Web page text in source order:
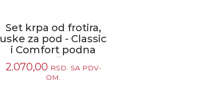
Set krpa od frotira,
uske za pod - Classic
i Comfort podna
papuča ...
2.070,00 RSD.
SA PDV-
OM.